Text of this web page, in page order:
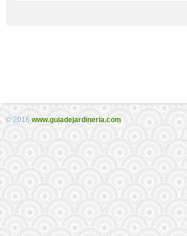
© 2016 www.guiadejardineria.com